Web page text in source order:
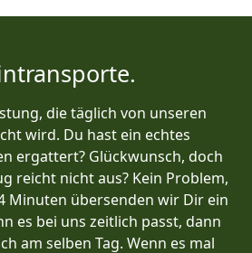
die täglich von unseren
wird. Du hast ein echtes
ergattert? Glückwunsch, doch
reicht nicht aus? Kein Problem,
Minuten übersenden wir Dir ein
es bei uns zeitlich passt, dann
am selben Tag. Wenn es mal